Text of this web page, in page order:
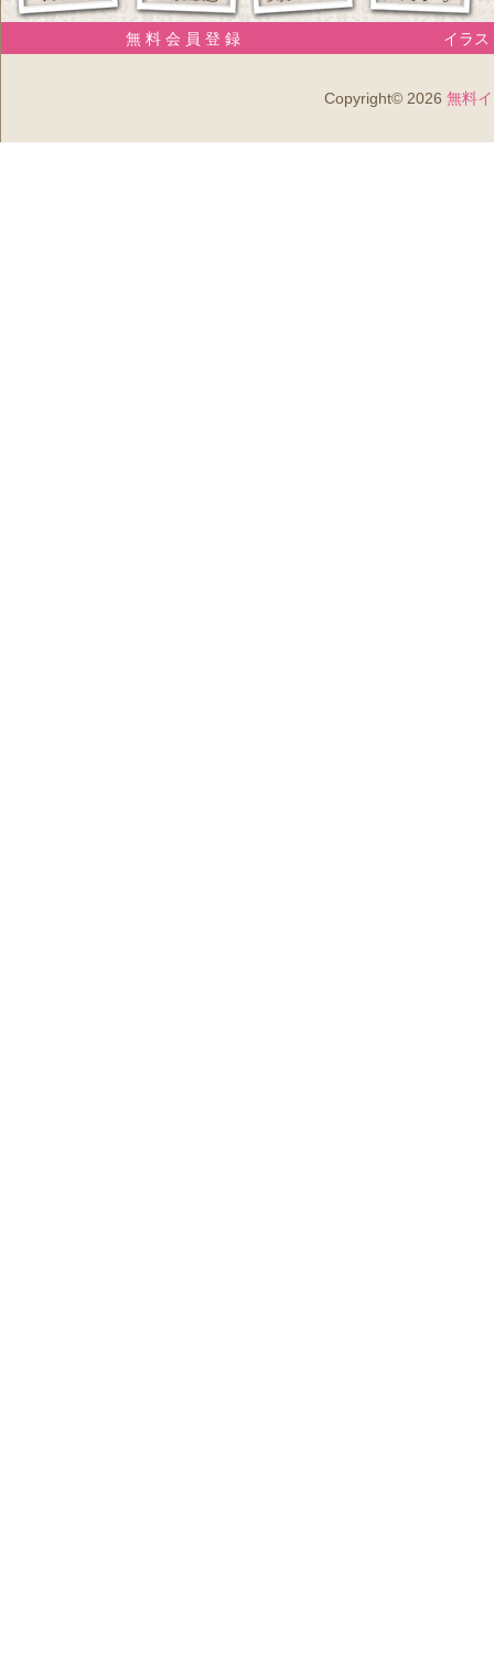
無 料 会 員 登 録 イラス
Copyright© 2026 無料